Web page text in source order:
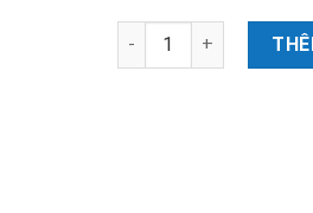
Camera Hikvison DS-